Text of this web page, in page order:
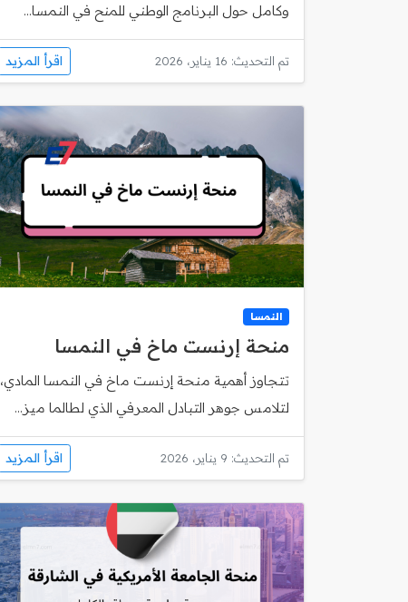
وكامل حول البرنامج الوطني للمنح في النمسا...
تم التحديث: 16 يناير، 2026 اقرأ المزيد
النمسا
منحة إرنست ماخ في النمسا
تتجاوز أهمية منحة إرنست ماخ في النمسا المادي،
لتلامس جوهر التبادل المعرفي الذي لطالما ميز...
تم التحديث: 9 يناير، 2026 اقرأ المزيد